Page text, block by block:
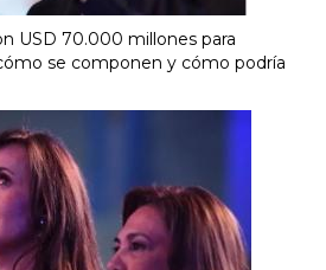
USD 70.000 millones para
se componen y cómo podría